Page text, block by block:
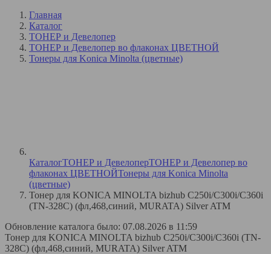
Главная
Каталог
ТОНЕР и Девелопер
ТОНЕР и Девелопер во флаконах ЦВЕТНОЙ
Тонеры для Konica Minolta (цветные)
КаталогТОНЕР и ДевелоперТОНЕР и Девелопер во
флаконах ЦВЕТНОЙТонеры для Konica Minolta
(цветные)
Тонер для KONICA MINOLTA bizhub C250i/C300i/C360i
(TN-328C) (фл,468,синий, MURATA) Silver ATM
Обновление каталога было: 07.08.2026 в 11:59
Тонер для KONICA MINOLTA bizhub C250i/C300i/C360i (TN-
328C) (фл,468,синий, MURATA) Silver ATM